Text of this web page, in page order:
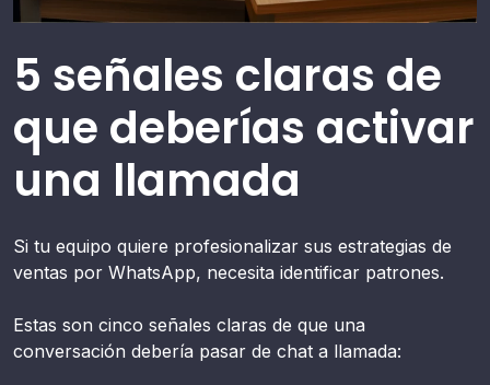
5 señales claras de
que deberías activar
una llamada
Si tu equipo quiere profesionalizar sus estrategias de
ventas por WhatsApp, necesita identificar patrones.
Estas son cinco señales claras de que una
conversación debería pasar de chat a llamada: